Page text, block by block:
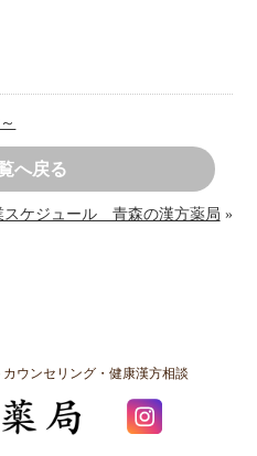
へ戻る
ケジュール 青森の漢方薬局 »
ウンセリング・健康漢方相談